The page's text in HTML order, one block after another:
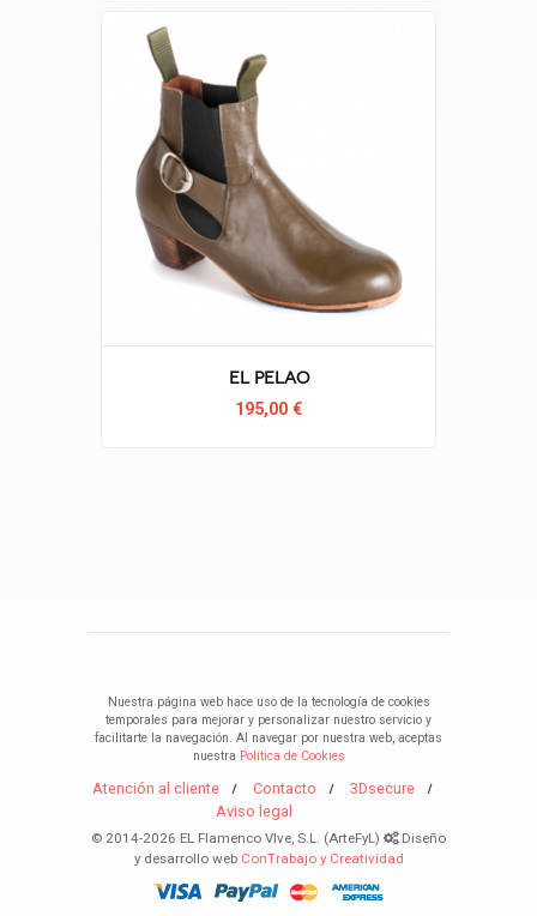
El Pelao
195,00 €
Nuestra página web hace uso de la tecnología de cookies
temporales para mejorar y personalizar nuestro servicio y
facilitarte la navegación. Al navegar por nuestra web, aceptas
nuestra Política de Cookies
Atención al cliente Contacto
3Dsecure
Aviso legal
© 2014-2026 EL Flamenco VIve, S.L. (ArteFyL)
Diseño
y desarrollo web ConTrabajo y Creatividad